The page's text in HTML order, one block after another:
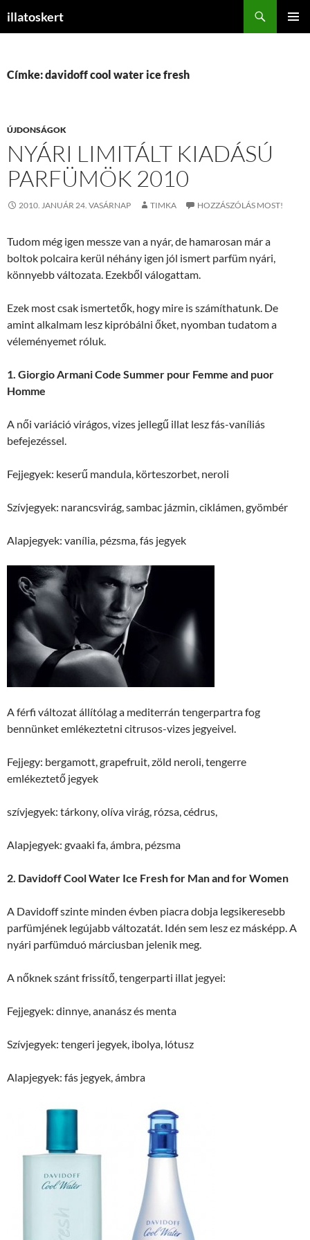
illatoskert
Címke: davidoff cool water ice fresh
ÚJDONSÁGOK
NYÁRI LIMITÁLT KIADÁSÚ
PARFÜMÖK 2010
2010. JANUÁR 24. VASÁRNAP TIMKA HOZZÁSZÓLÁS MOST!
Tudom még igen messze van a nyár, de hamarosan már a
boltok polcaira kerül néhány igen jól ismert parfüm nyári,
könnyebb változata. Ezekből válogattam.
Ezek most csak ismertetők, hogy mire is számíthatunk. De
amint alkalmam lesz kipróbálni őket, nyomban tudatom a
véleményemet róluk.
1. Giorgio Armani Code Summer pour Femme and puor
Homme
A női variáció virágos, vizes jellegű illat lesz fás-vaníliás
befejezéssel.
Fejjegyek: keserű mandula, körteszorbet, neroli
Szívjegyek: narancsvirág, sambac jázmin, ciklámen, gyömbér
Alapjegyek: vanília, pézsma, fás jegyek
A férfi változat állítólag a mediterrán tengerpartra fog
bennünket emlékeztetni citrusos-vizes jegyeivel.
Fejjegy: bergamott, grapefruit, zöld neroli, tengerre
emlékeztető jegyek
szívjegyek: tárkony, olíva virág, rózsa, cédrus,
Alapjegyek: gvaaki fa, ámbra, pézsma
2. Davidoff Cool Water Ice Fresh for Man and for Women
A Davidoff szinte minden évben piacra dobja legsikeresebb
parfümjének legújabb változatát. Idén sem lesz ez másképp. A
nyári parfümduó márciusban jelenik meg.
A nőknek szánt frissítő, tengerparti illat jegyei:
Fejjegyek: dinnye, ananász és menta
Szívjegyek: tengeri jegyek, ibolya, lótusz
Alapjegyek: fás jegyek, ámbra